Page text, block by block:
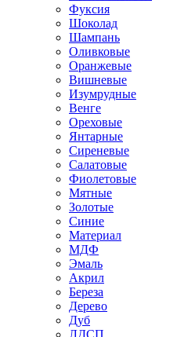
Фуксия
Шоколад
Шампань
Оливковые
Оранжевые
Вишневые
Изумрудные
Венге
Ореховые
Янтарные
Сиреневые
Салатовые
Фиолетовые
Мятные
Золотые
Синие
Материал
МДФ
Эмаль
Акрил
Береза
Дерево
Дуб
ЛДСП